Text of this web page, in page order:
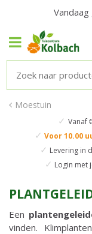
Moestuin
✓ Vanaf
✓ Voor 10.00
✓ Levering in
✓ Login met
Een
vinden.